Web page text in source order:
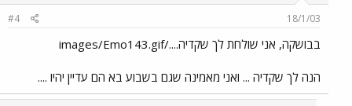
ת
א
י
18/1/03
#4
בבושקה, אני שולחת לך שקדיה..../images/Emo143.gif
הנה לך שקדיה ... ואני מאמינה שגם בשבוע בא הם עדיין יהיו ....